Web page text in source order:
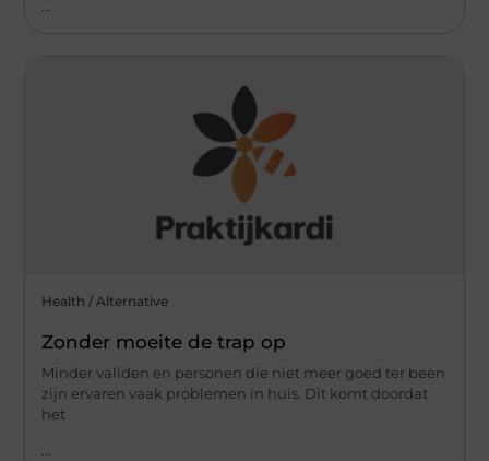
Health / Alternative
Zonder moeite de trap op
Minder validen en personen die niet meer goed ter been
zijn ervaren vaak problemen in huis. Dit komt doordat
het
...